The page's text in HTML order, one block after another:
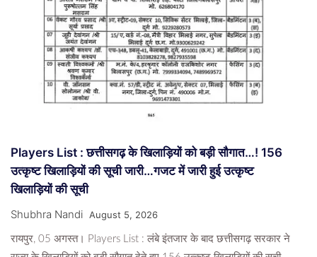
Players List : छत्तीसगढ़ के खिलाड़ियों को बड़ी सौगात…! 156
उत्कृष्ट खिलाड़ियों की सूची जारी…गजट में जारी हुई उत्कृष्ट
खिलाड़ियों की सूची
Shubhra Nandi August 5, 2026
रायपुर, 05 अगस्त। Players List : लंबे इंतजार के बाद छत्तीसगढ़ सरकार ने